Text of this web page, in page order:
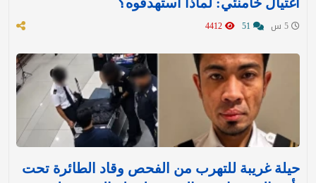
حيلة غريبة للتهرب من الفحص وقاد الطائرة تحت